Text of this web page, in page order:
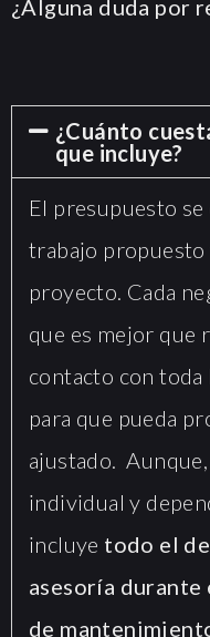
Diseño web
medida
Diseño web
corporativo
¿Alguna duda por
¿Cuánto
que incluye?
El presupuesto
trabajo propuesto
proyecto. Cada
que es mejor que
contacto con
para que pueda
ajustado.
individual y
incluye todo el
asesoría durante
de